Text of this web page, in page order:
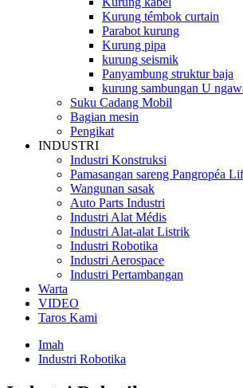
Kurung témbok curtain
Parabot kurung
Kurung pipa
kurung seismik
Panyambung struktur baja
kurung sambungan U
Suku Cadang Mobil
Bagian mesin
Pengikat
INDUSTRI
Industri Konstruksi
Pamasangan sareng Pangropéa
Wangunan sasak
Auto Parts Industri
Industri Alat Médis
Industri Alat-alat Listrik
Industri Robotika
Industri Aerospace
Industri Pertambangan
Warta
VIDEO
Taros Kami
Imah
Industri Robotika